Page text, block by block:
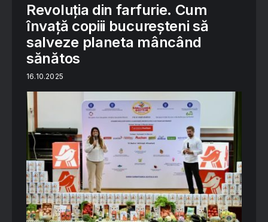
Revoluția din farfurie. Cum
învață copiii bucureșteni să
salveze planeta mâncând
sănătos
16.10.2025